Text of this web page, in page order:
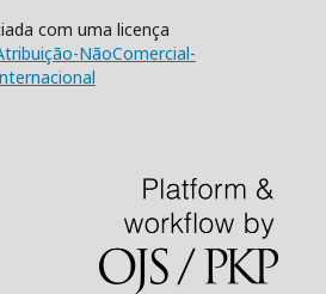
com uma licença
NãoComercial-